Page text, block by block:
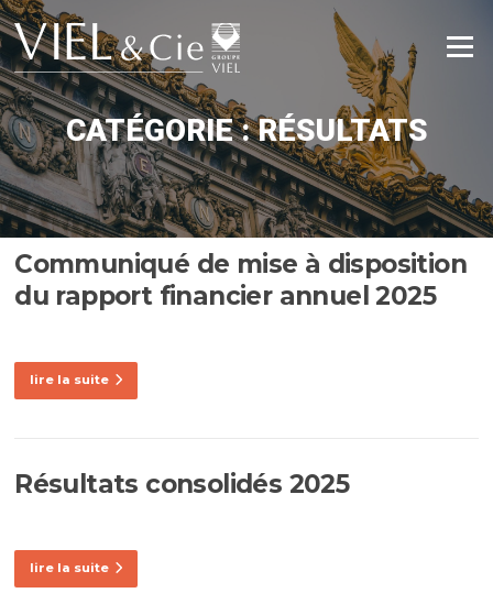
Aller
au
contenu
Menu
CATÉGORIE :RÉSULTATS
Communiqué de mise à disposition
du rapport financier annuel 2025
lire la suite
Résultats consolidés 2025
lire la suite